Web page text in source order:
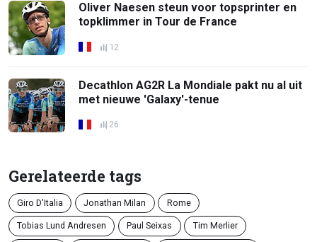
Oliver Naesen steun voor topsprinter en
topklimmer in Tour de France
12
Decathlon AG2R La Mondiale pakt nu al uit
met nieuwe 'Galaxy'-tenue
26
Gerelateerde tags
Giro D'Italia Jonathan Milan Rome
Tobias Lund Andresen Paul Seixas Tim Merlier